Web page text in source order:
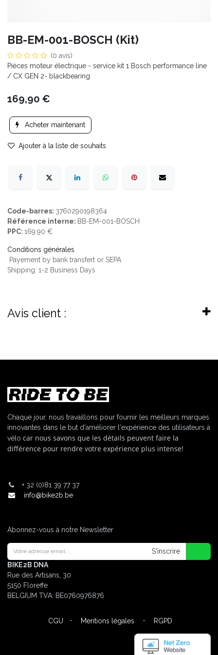
BB-EM-001-BOSCH (Kit)
(0 avis)
Pièces moteur électrique - service kit 1 Bosch performance line
/ CX GEN 2- blackbearing
169,90 €
Acheter maintenant
Ajouter à la liste de souhaits
Code-barres: 3760290198364
Référence interne: BB-EM-001-BOSCH
PPC: 169.90 €
Conditions générales
Payement by bank transfert or SEPA
Shipping: 1-2 Business Days
Avis client :
Chaque jour, nous travaillons pour fournir les meilleurs marques
innovantes dans le but d'améliorer l'expérience des utilisateurs à
vélo car nous savons que les détails peuvent faire la
différence pour rendre votre expérience plus intense!
+ 32 (0)81 39 77 37
info@bike2b.be
Abonnez-vous à notre Newsletter
S'inscrire
BIKE2B DNA
Rue des Artisans, 30
5150 Floreffe
BELGIUM TVA: BE0760976876
CGU - Mentions légales - RGPD